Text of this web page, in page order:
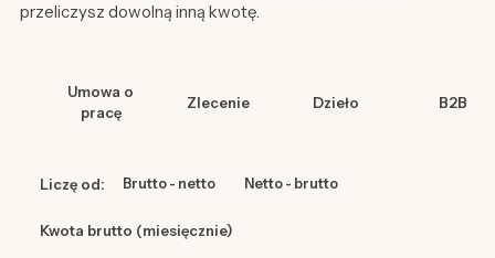
przeliczysz dowolną inną kwotę.
Umowa o
pracę
Zlecenie Dzieło B2B
Liczę od: Brutto - netto Netto - brutto
Kwota brutto (miesięcznie)